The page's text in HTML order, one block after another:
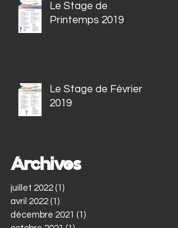
Le Stage de
Printemps 2019
Le Stage de Février
2019
Archives
juillet 2022 (1)
avril 2022 (1)
décembre 2021 (1)